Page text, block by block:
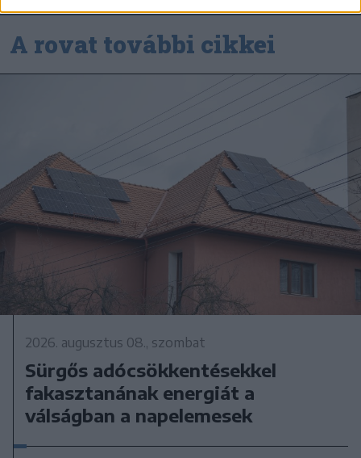
A rovat további cikkei
2026. augusztus 08., szombat
Sürgős adócsökkentésekkel
fakasztanának energiát a
válságban a napelemesek